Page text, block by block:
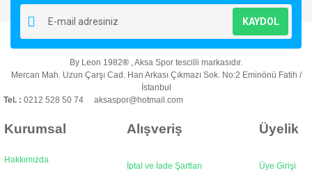
Ürün resmi kalitesiz, bozuk veya görüntülenemiyor.
Ürün açıklamasında eksik bilgiler bulunuyor.
Ürün bilgilerinde hatalar bulunuyor.
Ürün fiyatı diğer sitelerden daha pahalı.
Bu ürüne benzer farklı alternatifler olmalı.
KAYDOL
By Leon 1982® , Aksa Spor tescilli markasıdır.
Mercan Mah. Uzun Çarşı Cad. Han Arkası Çıkmazı Sok. No:2 Eminönü Fatih /
İstanbul
Tel. : 0212 528 50 74 aksaspor@hotmail.com
Kurumsal Alışveriş Üyelik
Hakkımızda
İptal ve İade Şartları Üye Girişi